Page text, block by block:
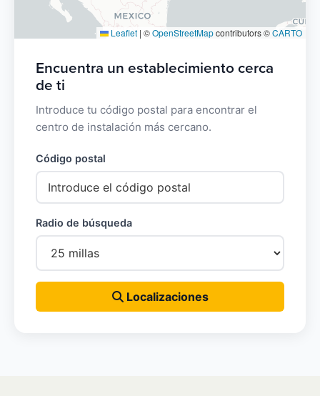
Leaflet | ©OpenStreetMapcontributors ©CARTO
Encuentra un establecimiento cerca
de ti
Introduce tu código postal para encontrar el
centro de instalación más cercano.
Código postal
Radio de búsqueda
Localizaciones